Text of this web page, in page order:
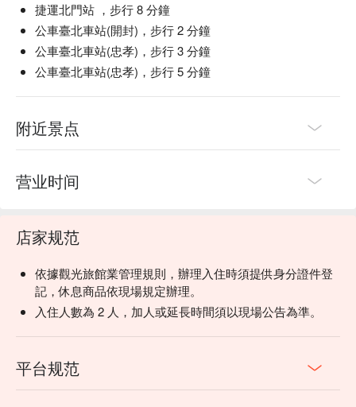
捷運北門站 ，步行 8 分鐘
公車臺北車站(開封)，步行 2 分鐘
公車臺北車站(忠孝)，步行 3 分鐘
公車臺北車站(忠孝)，步行 5 分鐘
附近景点
营业时间
店家规范
依據觀光旅館業管理規則，辦理入住時須提供身分證件登
記，休息商品依現場規定辦理。
入住人數為 2 人，加人或延長時間須以現場公告為準。
平台规范